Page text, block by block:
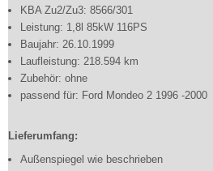
KBA Zu2/Zu3: 8566/301
Leistung: 1,8l 85kW 116PS
Baujahr: 26.10.1999
Laufleistung: 218.594 km
Zubehör: ohne
passend für: Ford Mondeo 2 1996 -2000
Lieferumfang:
Außenspiegel wie beschrieben